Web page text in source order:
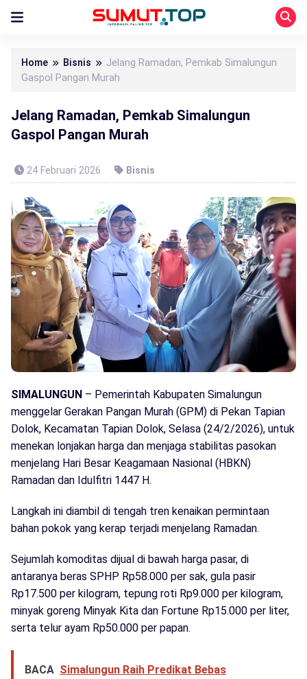
Home Bisnis
Jelang Ramadan, Pemkab Simalungun
Gaspol Pangan Murah
Jelang Ramadan, Pemkab Simalungun
Gaspol Pangan Murah
24 Februari 2026 Bisnis
SIMALUNGUN – Pemerintah Kabupaten Simalungun
menggelar Gerakan Pangan Murah (GPM) di Pekan Tapian
Dolok, Kecamatan Tapian Dolok, Selasa (24/2/2026), untuk
menekan lonjakan harga dan menjaga stabilitas pasokan
menjelang Hari Besar Keagamaan Nasional (HBKN)
Ramadan dan Idulfitri 1447 H.
Langkah ini diambil di tengah tren kenaikan permintaan
bahan pokok yang kerap terjadi menjelang Ramadan.
Sejumlah komoditas dijual di bawah harga pasar, di
antaranya beras SPHP Rp58.000 per sak, gula pasir
Rp17.500 per kilogram, tepung roti Rp9.000 per kilogram,
minyak goreng Minyak Kita dan Fortune Rp15.000 per liter,
serta telur ayam Rp50.000 per papan.
BACA Simalungun Raih Predikat Bebas